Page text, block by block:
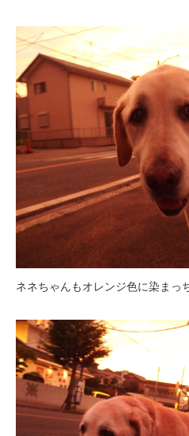
ネネちゃんもオレンジ色に染まっ